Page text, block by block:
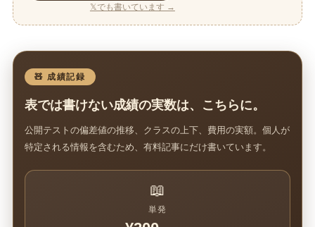
𝕏でも書いています →
🧸 成績記録
表では書けない成績の実数は、こちらに。
公開テストの偏差値の推移、クラスの上下、費用の実額。個人が
特定される情報を含むため、有料記事にだけ書いています。
📖
単発